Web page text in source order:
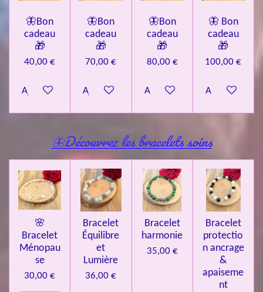
🦋Bon
cadeau
🎁
40,00 €
Ajouter au panier
🦋Bon
cadeau
🎁
70,00 €
Ajouter au panier
🦋Bon
cadeau
🎁
80,00 €
Ajouter au panier
🦋 Bon
cadeau
🎁
100,00 €
Ajouter au
🦋Découvrez les bracelets soins
🌸
Bracelet
Ménopau
se
30,00 €
Bracelet
Équilibre
et
Lumière
36,00 €
Bracelet
harmonie
35,00 €
Bracelet
protectio
n ancrage
&
apaiseme
nt